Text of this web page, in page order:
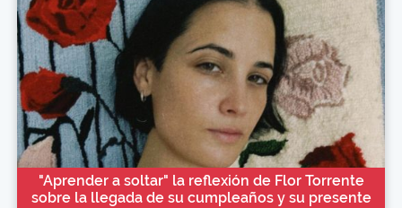
"Aprender a soltar" la reflexión de Flor Torrente
sobre la llegada de su cumpleaños y su presente